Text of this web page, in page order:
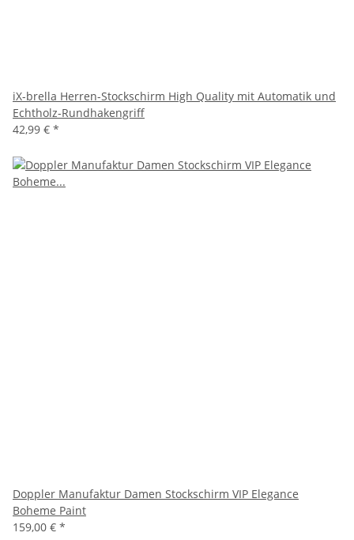
iX-brella Herren-Stockschirm High Quality mit Automatik und
Echtholz-Rundhakengriff
42,99 € *
Doppler Manufaktur Damen Stockschirm VIP Elegance
Boheme Paint
159,00 € *